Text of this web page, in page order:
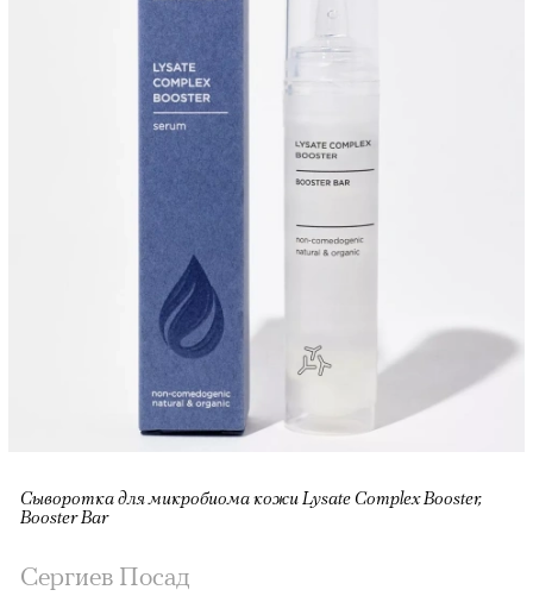
Сыворотка для микробиома кожи Lysate Complex Booster,
Booster Bar
Сергиев Посад